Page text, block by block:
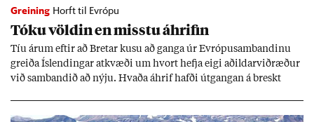
Greining Horft til Evrópu
Tóku völd­in en misstu áhrif­in
Tíu ár­um eft­ir að Bret­ar kusu að ganga úr Evr­ópu­sam­band­inu
greiða Ís­lend­ing­ar at­kvæði um hvort hefja eigi að­ild­ar­við­ræð­ur
við sam­band­ið að nýju. Hvaða áhrif hafði út­gang­an á breskt